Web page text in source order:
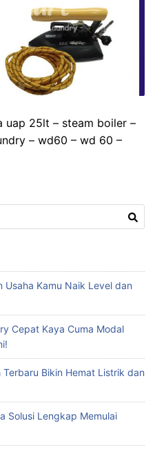
uap 25lt – steam boiler –
– wd60 – wd 60 –
Usaha Kamu Naik Level dan
Cepat Kaya Cuma Modal
Bikin Hemat Listrik dan
Solusi Lengkap Memulai